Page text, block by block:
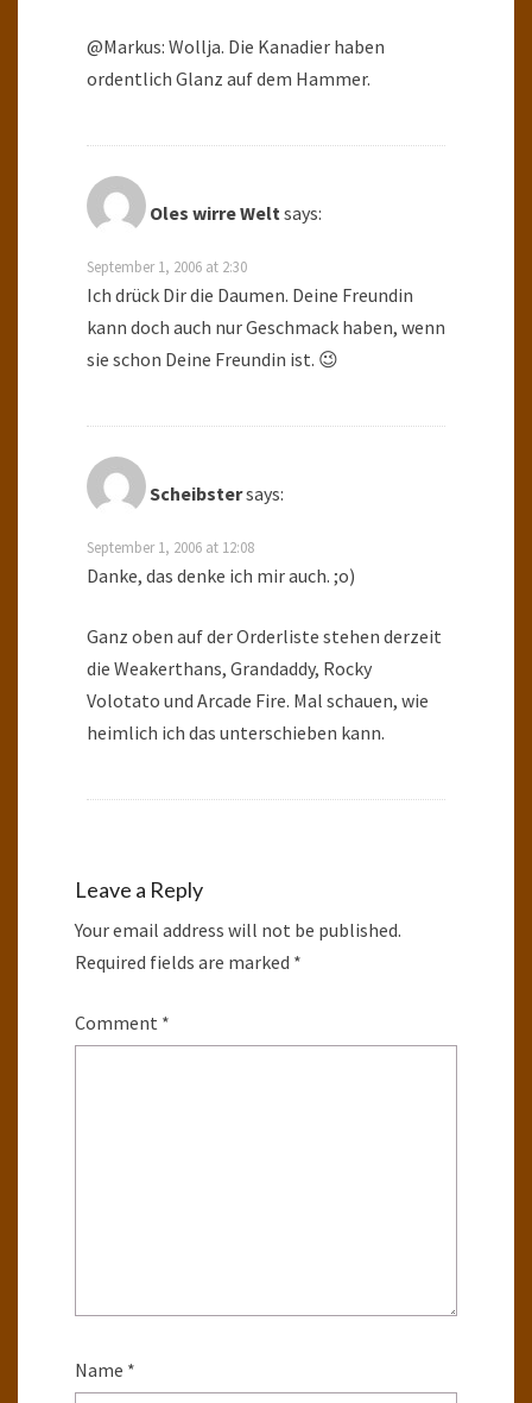
@Markus: Wollja. Die Kanadier haben
ordentlich Glanz auf dem Hammer.
Oles wirre Weltsays:
September 1, 2006 at 2:30
Ich drück Dir die Daumen. Deine Freundin
kann doch auch nur Geschmack haben, wenn
sie schon Deine Freundin ist. 😉
Scheibstersays:
September 1, 2006 at 12:08
Danke, das denke ich mir auch. ;o)
Ganz oben auf der Orderliste stehen derzeit
die Weakerthans, Grandaddy, Rocky
Volotato und Arcade Fire. Mal schauen, wie
heimlich ich das unterschieben kann.
Leave a Reply
Your email address will not be published.
Required fields are marked *
Comment *
Name *